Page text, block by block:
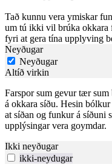
Tað kunnu vera ymiskar
um tú ikki vil brúka okkara
fyri at gera tína upplyving
Neyðugar
Neyðugar
Altíð virkin
Farspor sum gevur tær
á okkara síðu. Hesin
at síðan og funkur á síðuni
upplýsingar vera goymdar.
Ikki neyðugar
ikki-neydugar